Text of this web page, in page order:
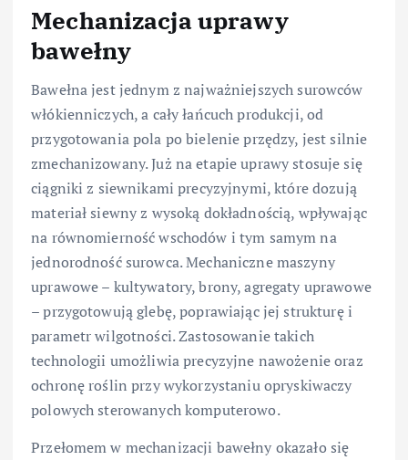
Mechanizacja uprawy
bawełny
Bawełna jest jednym z najważniejszych surowców
włókienniczych, a cały łańcuch produkcji, od
przygotowania pola po bielenie przędzy, jest silnie
zmechanizowany. Już na etapie uprawy stosuje się
ciągniki z siewnikami precyzyjnymi, które dozują
materiał siewny z wysoką dokładnością, wpływając
na równomierność wschodów i tym samym na
jednorodność surowca. Mechaniczne maszyny
uprawowe – kultywatory, brony, agregaty uprawowe
– przygotowują glebę, poprawiając jej strukturę i
parametr wilgotności. Zastosowanie takich
technologii umożliwia precyzyjne nawożenie oraz
ochronę roślin przy wykorzystaniu opryskiwaczy
polowych sterowanych komputerowo.
Przełomem w mechanizacji bawełny okazało się